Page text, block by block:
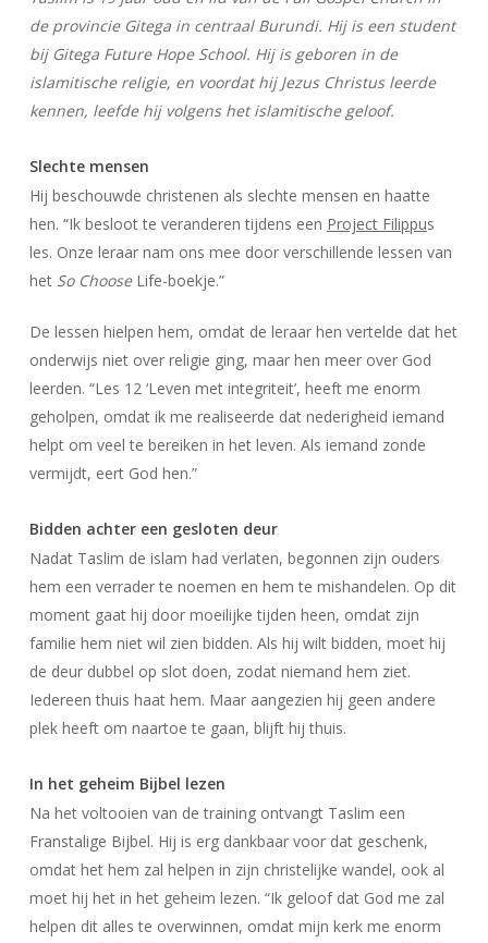
de provincie Gitega in centraal Burundi. Hij is een student
bij Gitega Future Hope School. Hij is geboren in de
islamitische religie, en voordat hij Jezus Christus leerde
kennen, leefde hij volgens het islamitische geloof.
Slechte mensen
Hij beschouwde christenen als slechte mensen en haatte
hen. “Ik besloot te veranderen tijdens een Project Filippus
les. Onze leraar nam ons mee door verschillende lessen van
het So ChooseLife-boekje.”
De lessen hielpen hem, omdat de leraar hen vertelde dat het
onderwijs niet over religie ging, maar hen meer over God
leerden. “Les 12 ‘Leven met integriteit’, heeft me enorm
geholpen, omdat ik me realiseerde dat nederigheid iemand
helpt om veel te bereiken in het leven. Als iemand zonde
vermijdt, eert God hen.”
Bidden achter een gesloten deur
Nadat Taslim de islam had verlaten, begonnen zijn ouders
hem een verrader te noemen en hem te mishandelen. Op dit
moment gaat hij door moeilijke tijden heen, omdat zijn
familie hem niet wil zien bidden. Als hij wilt bidden, moet hij
de deur dubbel op slot doen, zodat niemand hem ziet.
Iedereen thuis haat hem. Maar aangezien hij geen andere
plek heeft om naartoe te gaan, blijft hij thuis.
In het geheim Bijbel lezen
Na het voltooien van de training ontvangt Taslim een
Franstalige Bijbel. Hij is erg dankbaar voor dat geschenk,
omdat het hem zal helpen in zijn christelijke wandel, ook al
moet hij het in het geheim lezen. “Ik geloof dat God me zal
helpen dit alles te overwinnen, omdat mijn kerk me enorm